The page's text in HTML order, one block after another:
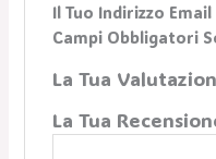
Il Tuo Indirizzo
Campi Obbligatori
La Tua
La Tua